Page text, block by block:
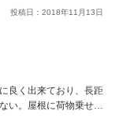
投稿日： 2018年11 月 13日
良く出来ており、長距
い。屋根に荷物乗せて